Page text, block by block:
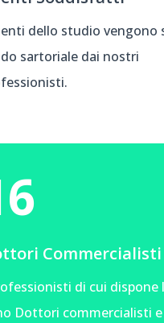
dello studio vengono
sartoriale dai nostri
Commercialisti
di cui dispone
Dottori commercialisti e